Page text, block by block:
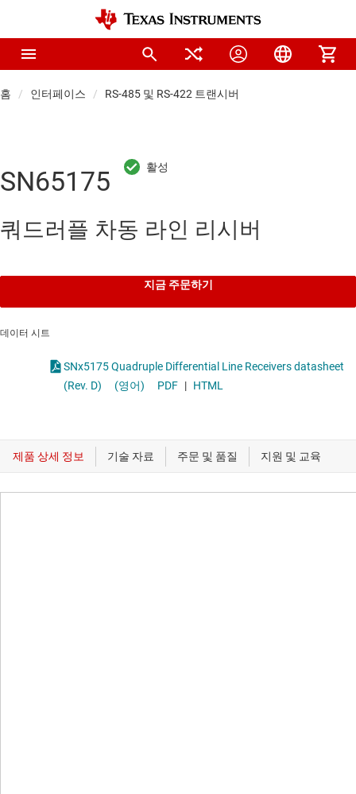
홈 인터페이스 RS-485 및 RS-422 트랜시버
SN65175
쿼드러플 차동 라인 리시버
지금 주문하기
데이터 시트
SNx5175 Quadruple Differential Line Receivers datasheet
(Rev. D)
(영어) PDF | HTML